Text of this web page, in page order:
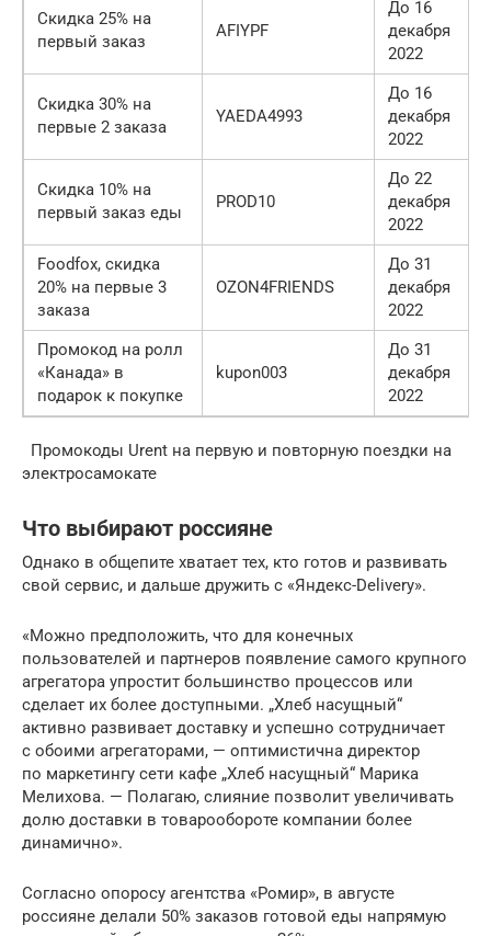
Скидка 25% на
первый заказ
AFIYPF
До 16
декабря
2022
Скидка 30% на
первые 2 заказа
YAEDA4993
До 16
декабря
2022
Скидка 10% на
первый заказ еды
PROD10
До 22
декабря
2022
Foodfox, скидка
20% на первые 3
заказа
OZON4FRIENDS
До 31
декабря
2022
Промокод на ролл
«Канада» в
подарок к покупке
kupon003
До 31
декабря
2022
Промокоды Urent на первую и повторную поездки на
электросамокате
Что выбирают россияне
Однако в общепите хватает тех, кто готов и развивать
свой сервис, и дальше дружить с «Яндекс-Delivery».
«Можно предположить, что для конечных
пользователей и партнеров появление самого крупного
агрегатора упростит большинство процессов или
сделает их более доступными. „Хлеб насущный“
активно развивает доставку и успешно сотрудничает
с обоими агрегаторами, — оптимистична директор
по маркетингу сети кафе „Хлеб насущный“ Марика
Мелихова. — Полагаю, слияние позволит увеличивать
долю доставки в товарообороте компании более
динамично».
Согласно опоросу агентства «Ромир», в августе
россияне делали 50% заказов готовой еды напрямую